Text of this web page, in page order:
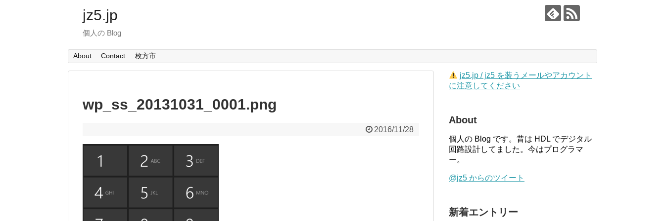
jz5.jp
個人の Blog
About Contact 枚方市
wp_ss_20131031_0001.png
2016/11/28
jz5.jp / jz5 を装うメールやアカウント
に注意してください
About
個人の Blog です。昔は HDL でデジタル
回路設計してました。今はプログラマ
ー。
@jz5 からのツイート
新着エントリー